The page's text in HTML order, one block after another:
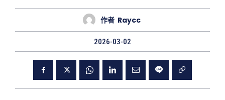
作者 Raycc
2026-03-02